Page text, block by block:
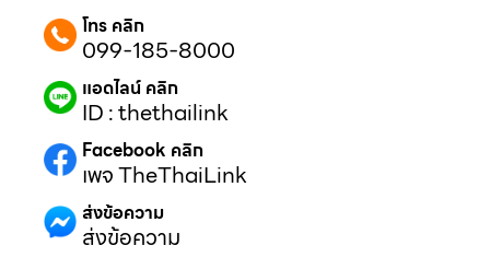
โทร คลิก
099-185-8000
แอดไลน์ คลิก
ID : thethailink
Facebook คลิก
เพจ TheThaiLink
ส่งข้อความ
ส่งข้อความ